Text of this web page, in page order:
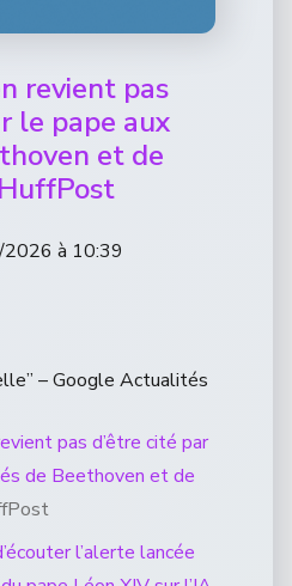
revient pas
le pape aux
et de
à 10:39
– Google Actualités
pas d’être cité par
de Beethoven et de
l’alerte lancée